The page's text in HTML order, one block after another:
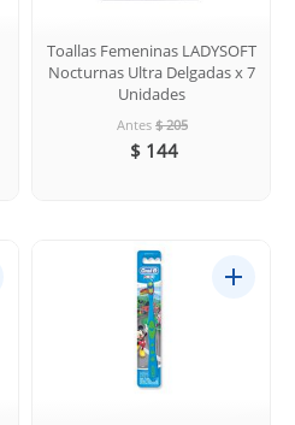
Toallas Femeninas LADYSOFT
Nocturnas Ultra Delgadas x 7
Unidades
Antes $ 205
$ 144